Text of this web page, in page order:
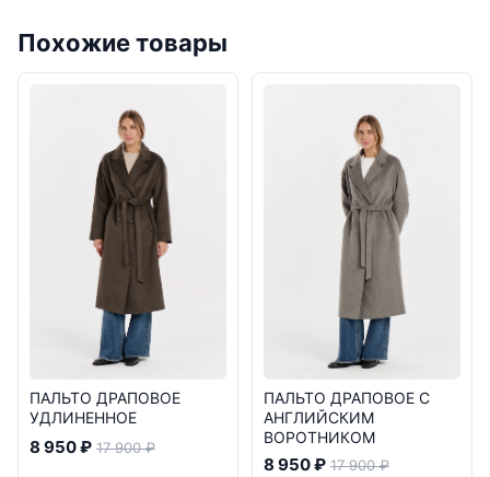
Похожие товары
ПАЛЬТО ДРАПОВОЕ
УДЛИНЕННОЕ
8 950 ₽ 17 900 ₽
ПАЛЬТО ДРАПОВОЕ С
АНГЛИЙСКИМ
ВОРОТНИКОМ
8 950 ₽ 17 900 ₽